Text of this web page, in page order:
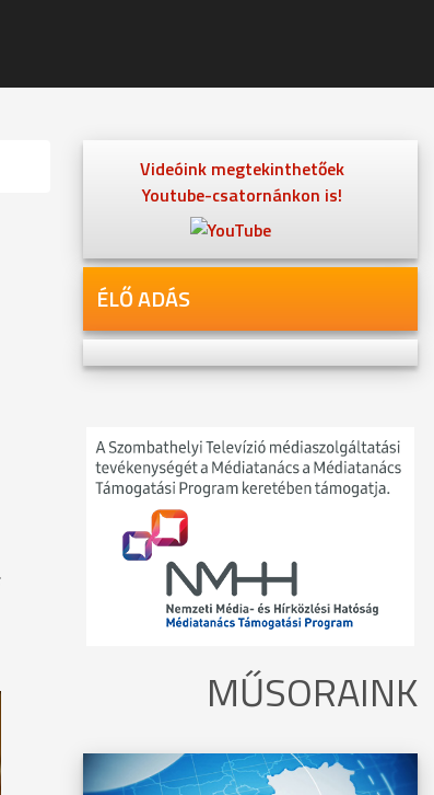
Videóink megtekinthetőek
Youtube-csatornánkon is!
ÉLŐ ADÁS
MŰSORAINK